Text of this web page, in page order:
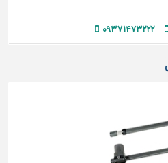
۰۹۳۷۱۴۷۳۲۲۲